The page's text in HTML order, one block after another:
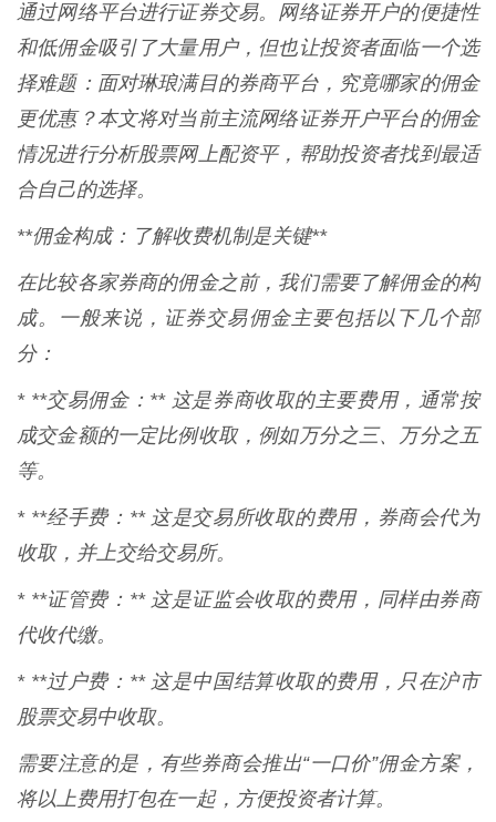
通过网络平台进行证券交易。网络证券开户的便捷性
和低佣金吸引了大量用户，但也让投资者面临一个选
择难题：面对琳琅满目的券商平台，究竟哪家的佣金
更优惠？本文将对当前主流网络证券开户平台的佣金
情况进行分析股票网上配资平，帮助投资者找到最适
合自己的选择。
**佣金构成：了解收费机制是关键**
在比较各家券商的佣金之前，我们需要了解佣金的构
成。一般来说，证券交易佣金主要包括以下几个部
分：
* **交易佣金：** 这是券商收取的主要费用，通常按
成交金额的一定比例收取，例如万分之三、万分之五
等。
* **经手费：** 这是交易所收取的费用，券商会代为
收取，并上交给交易所。
* **证管费：** 这是证监会收取的费用，同样由券商
代收代缴。
* **过户费：** 这是中国结算收取的费用，只在沪市
股票交易中收取。
需要注意的是，有些券商会推出“一口价”佣金方案，
将以上费用打包在一起，方便投资者计算。